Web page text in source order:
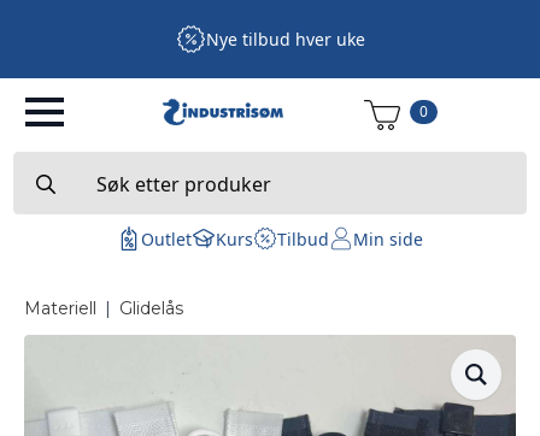
Nye tilbud hver uke
0
for:
Outlet Kurs Tilbud Min side
Materiell | Glidelås